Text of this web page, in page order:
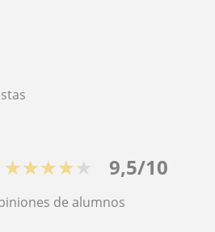
★★★★★ 9,5/10
de alumnos